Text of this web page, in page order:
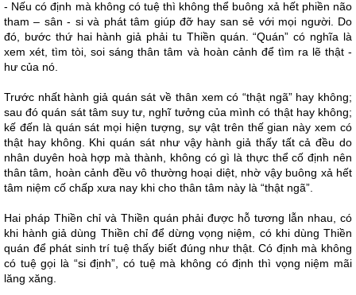
- Nếu có định mà không có tuệ thì không thể buông xả hết phiền não
tham – sân - si và phát tâm giúp đỡ hay san sẻ với mọi người. Do
đó, bước thứ hai hành giả phải tu Thiền quán. “Quán” có nghĩa là
xem xét, tìm tòi, soi sáng thân tâm và hoàn cảnh để tìm ra lẽ thật -
hư của nó.
Trước nhất hành giả quán sát về thân xem có “thật ngã” hay không;
sau đó quán sát tâm suy tư, nghĩ tưởng của mình có thật hay không;
kế đến là quán sát mọi hiện tượng, sự vật trên thế gian này xem có
thật hay không. Khi quán sát như vậy hành giả thấy tất cả đều do
nhân duyên hoà hợp mà thành, không có gì là thực thể cố định nên
thân tâm, hoàn cảnh đều vô thường hoại diệt, nhờ vậy buông xả hết
tâm niệm cố chấp xưa nay khi cho thân tâm này là “thật ngã”.
Hai pháp Thiền chỉ và Thiền quán phải được hỗ tương lẫn nhau, có
khi hành giả dùng Thiền chỉ để dừng vọng niệm, có khi dùng Thiền
quán để phát sinh trí tuệ thấy biết đúng như thật. Có định mà không
có tuệ gọi là “si định”, có tuệ mà không có định thì vọng niệm mãi
lăng xăng.